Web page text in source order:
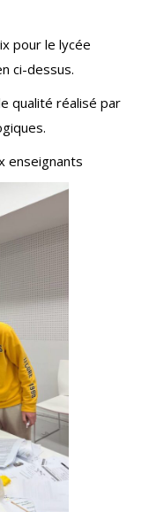
pour le lycée
ci-dessus.
qualité réalisé par
enseignants